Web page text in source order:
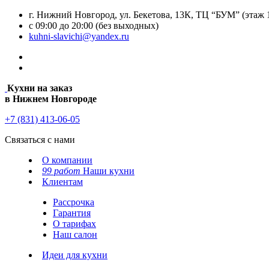
г. Нижний Новгород, ул. Бекетова, 13К, ТЦ “БУМ” (этаж
с 09:00 до 20:00 (без выходных)
kuhni-slavichi@yandex.ru
Кухни на заказ
в Нижнем Новгороде
+7 (831) 413-06-05
Связаться с нами
О компании
99 работ Наши кухни
Клиентам
Рассрочка
Гарантия
О тарифах
Наш салон
Идеи для кухни